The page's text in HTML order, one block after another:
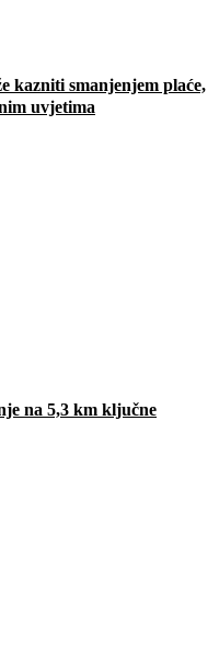
kazniti smanjenjem plaće,
uvjetima
na 5,3 km ključne